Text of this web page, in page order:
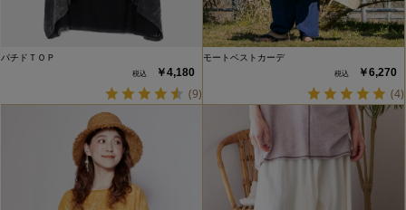
パチドＴＯＰ
￥4,180
(9)
モートベストカーデ
￥6,270
(4)